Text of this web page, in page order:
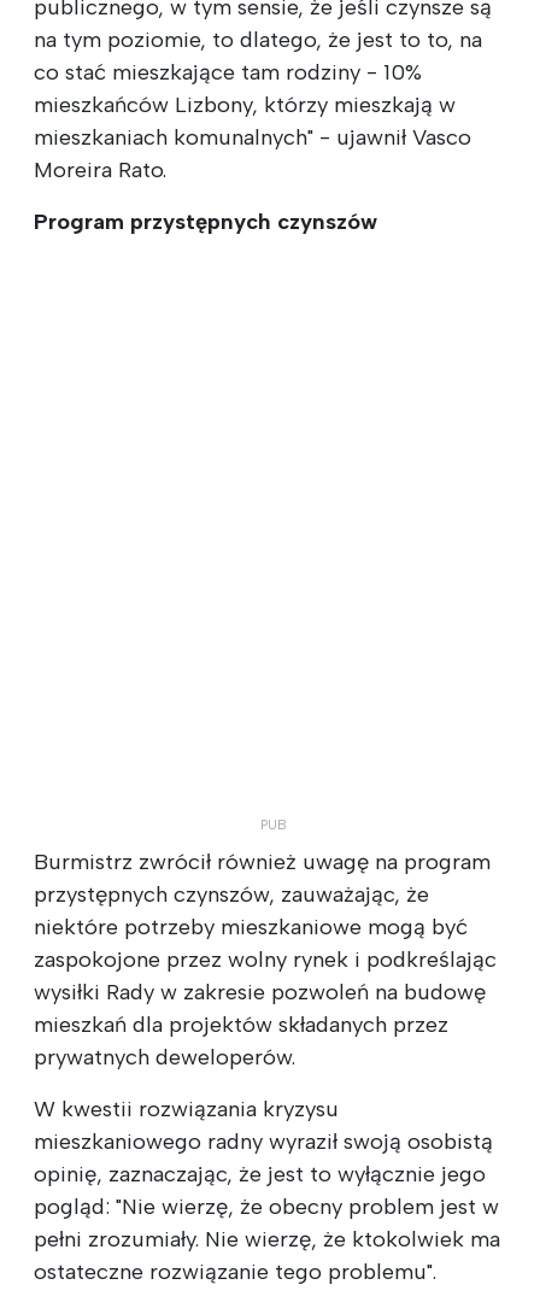
publicznego, w tym sensie, że jeśli czynsze są
na tym poziomie, to dlatego, że jest to to, na
co stać mieszkające tam rodziny - 10%
mieszkańców Lizbony, którzy mieszkają w
mieszkaniach komunalnych" - ujawnił Vasco
Moreira Rato.
Program przystępnych czynszów
Burmistrz zwrócił również uwagę na program
przystępnych czynszów, zauważając, że
niektóre potrzeby mieszkaniowe mogą być
zaspokojone przez wolny rynek i podkreślając
wysiłki Rady w zakresie pozwoleń na budowę
mieszkań dla projektów składanych przez
prywatnych deweloperów.
W kwestii rozwiązania kryzysu
mieszkaniowego radny wyraził swoją osobistą
opinię, zaznaczając, że jest to wyłącznie jego
pogląd: "Nie wierzę, że obecny problem jest w
pełni zrozumiały. Nie wierzę, że ktokolwiek ma
ostateczne rozwiązanie tego problemu".